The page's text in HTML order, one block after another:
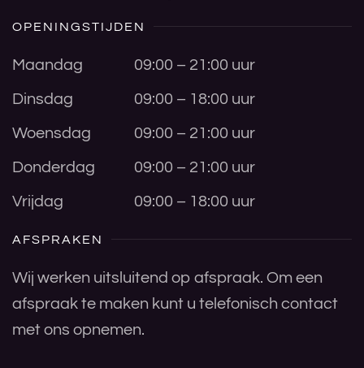
OPENINGSTIJDEN
Maandag 09:00 – 21:00 uur
Dinsdag 09:00 – 18:00 uur
Woensdag 09:00 – 21:00 uur
Donderdag 09:00 – 21:00 uur
Vrijdag 09:00 – 18:00 uur
AFSPRAKEN
Wij werken uitsluitend op afspraak. Om een
afspraak te maken kunt u telefonisch contact
met ons opnemen.